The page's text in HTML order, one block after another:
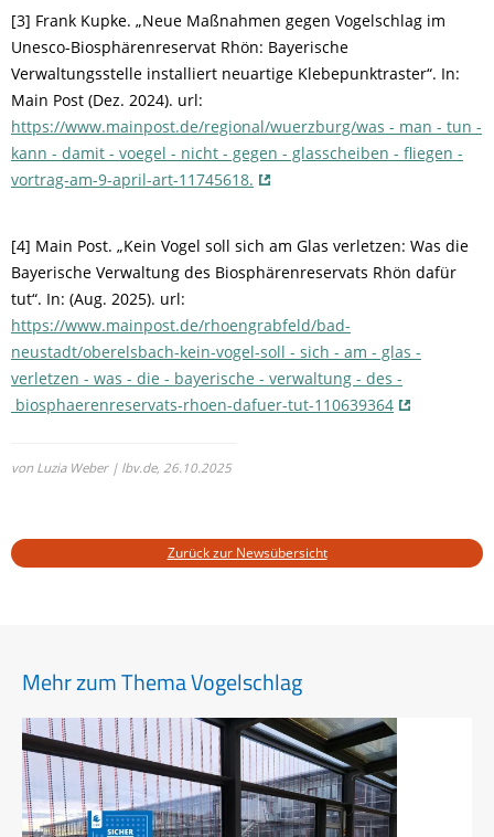
[3] Frank Kupke. „Neue Maßnahmen gegen Vogelschlag im
Unesco-Biosphärenreservat Rhön: Bayerische
Verwaltungsstelle installiert neuartige Klebepunktraster“. In:
Main Post (Dez. 2024). url:
https://www.mainpost.de/regional/wuerzburg/was - man - tun -
kann - damit - voegel - nicht - gegen - glasscheiben - fliegen -
vortrag-am-9-april-art-11745618.
[4] Main Post. „Kein Vogel soll sich am Glas verletzen: Was die
Bayerische Verwaltung des Biosphärenreservats Rhön dafür
tut“. In: (Aug. 2025). url:
https://www.mainpost.de/rhoengrabfeld/bad-
neustadt/oberelsbach-kein-vogel-soll - sich - am - glas -
verletzen - was - die - bayerische - verwaltung - des -
biosphaerenreservats-rhoen-dafuer-tut-110639364
von Luzia Weber | lbv.de, 26.10.2025
Zurück zur Newsübersicht
Mehr zum Thema Vogelschlag